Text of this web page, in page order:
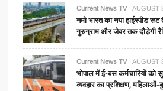
Current News TV AUGUST
नमो भारत का नया हाईस्पीड रूट
गुरुग्राम और जेवर तक दौड़ेगी
Current News TV AUGUST
भोपाल में ई-बस कर्मचारियों को
व्यवहार का प्रशिक्षण, महिलाओं-